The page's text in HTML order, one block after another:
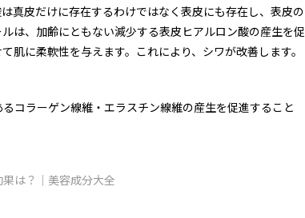
真皮だけに存在するわけではなく表皮にも存在し、表皮の
は、加齢にともない減少する表皮ヒアルロン酸の産生を促
肌に柔軟性を与えます。これにより、シワが改善します。
コラーゲン線維・エラスチン線維の産生を促進すること
は？｜美容成分大全